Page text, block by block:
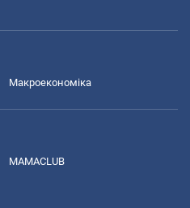
Макроекономіка
MAMACLUB